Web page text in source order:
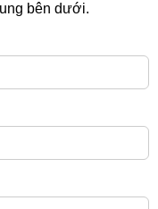
bên dưới.